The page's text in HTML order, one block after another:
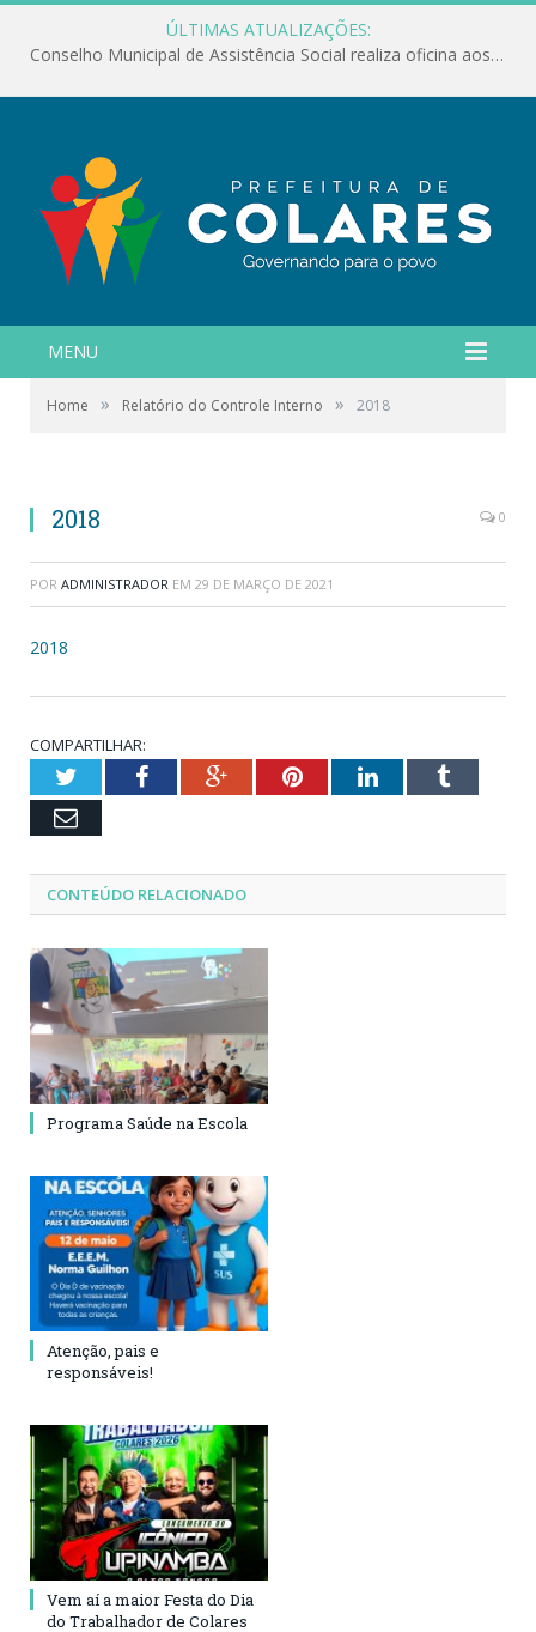
ÚLTIMAS ATUALIZAÇÕES:
Conselho Municipal de Assistência Social realiza oficina aos servidores
MENU
Home » Relatório do Controle Interno » 2018
2018 0
POR ADMINISTRADOR EM 29 DE MARÇO DE 2021
2018
COMPARTILHAR:
TwitterFacebookGoogle+PinterestLinkedInTumblr
Email
CONTEÚDO RELACIONADO
Programa Saúde na Escola
Atenção, pais e
responsáveis!
Vem aí a maior Festa do Dia
do Trabalhador de Colares